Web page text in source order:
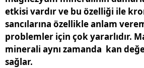
etkisi vardır ve bu özelliği ile
sancılarına özellikle anlam
problemler için çok yararlıdır.
minerali aynı zamanda kan
sağlar.